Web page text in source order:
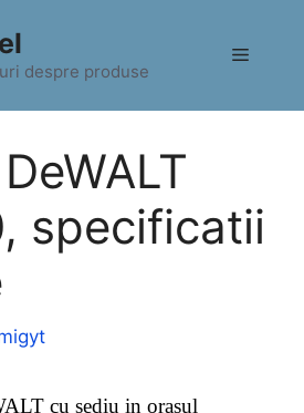
despre produse
Meniu
specificatii
cu sediu in orasul